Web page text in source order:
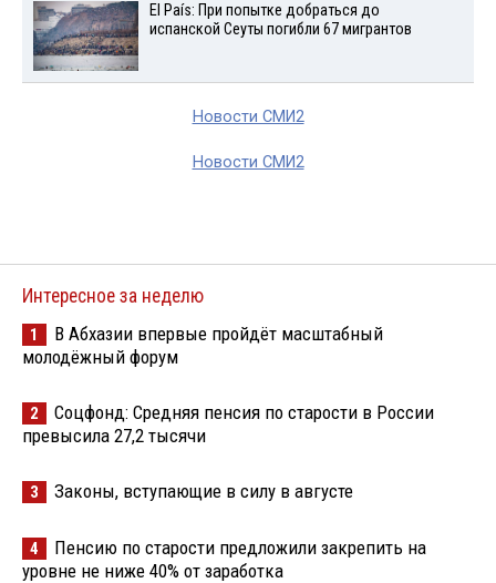
El País: При попытке добраться до
испанской Сеуты погибли 67 мигрантов
Новости СМИ2
Новости СМИ2
Интересное за неделю
1
В Абхазии впервые пройдёт масштабный
молодёжный форум
2
Соцфонд: Средняя пенсия по старости в России
превысила 27,2 тысячи
3 Законы, вступающие в силу в августе
4
Пенсию по старости предложили закрепить на
уровне не ниже 40% от заработка